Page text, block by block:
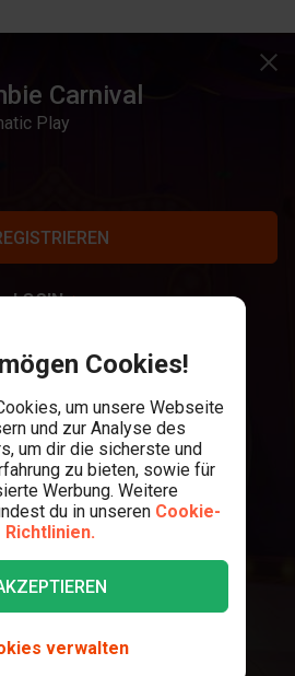
Carnival
Play
LOGIN
Cookies!
um unsere Webseite
und zur Analyse des
um dir die sicherste und
zu bieten, sowie für
Werbung. Weitere
du in unseren Cookie-
Richtlinien.
verwalten